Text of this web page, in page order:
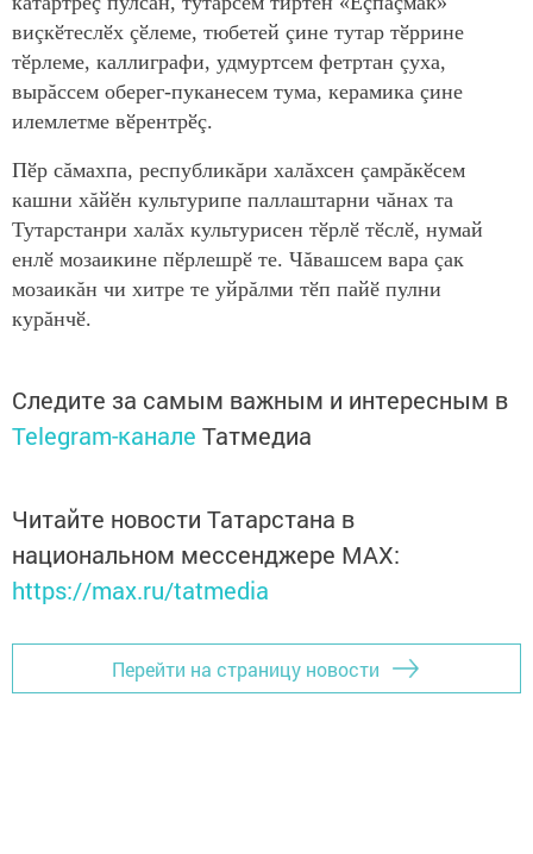
виçкӗтеслӗх çӗлеме, тюбетей çине тутар тӗррине
тӗрлеме, каллиграфи, удмуртсем фетртан çуха,
вырăссем оберег-пуканесем тума, керамика çине
илемлетме вӗрентрӗç.
Пӗр сăмахпа, республикăри халăхсен çамрăкӗсем
кашни хăйӗн культурипе паллаштарни чăнах та
Тутарстанри халăх культурисен тӗрлӗ тӗслӗ, нумай
енлӗ мозаикине пӗрлешрӗ те. Чăвашсем вара çак
мозаикăн чи хитре те уйрăлми тӗп пайӗ пулни
курăнчӗ.
Следите за самым важным и интересным в
Telegram-канале Татмедиа
Читайте новости Татарстана в
национальном мессенджере MАХ:
https://max.ru/tatmedia
Перейти на страницу новости